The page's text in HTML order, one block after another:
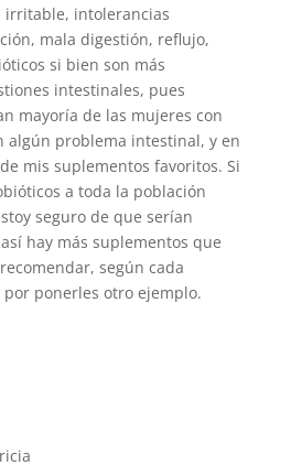
irritable, intolerancias
mala digestión, reflujo,
si bien son más
intestinales, pues
mayoría de las mujeres con
algún problema intestinal, y en
mis suplementos favoritos. Si
a toda la población
seguro de que serían
hay más suplementos que
según cada
ponerles otro ejemplo.